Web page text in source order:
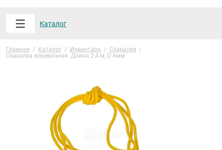
Каталог
Главная / Каталог / Инвентарь / Скакалки /
Скакалка веревочная. Длина 2,4 м, D 4мм